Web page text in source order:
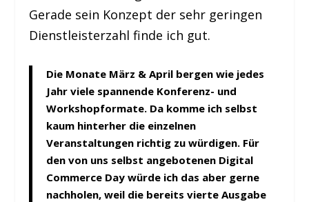
Gerade sein Konzept der sehr geringen
Dienstleisterzahl finde ich gut.
Die Monate März & April bergen wie jedes
Jahr viele spannende Konferenz- und
Workshopformate. Da komme ich selbst
kaum hinterher die einzelnen
Veranstaltungen richtig zu würdigen. Für
den von uns selbst angebotenen Digital
Commerce Day würde ich das aber gerne
nachholen, weil die bereits vierte Ausgabe